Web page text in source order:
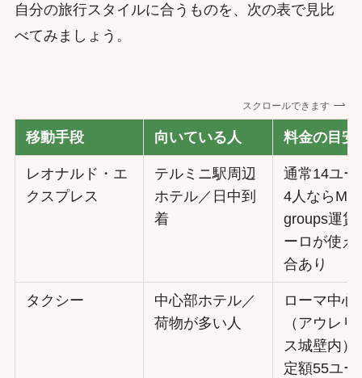
自分の旅行スタイルに合うものを、次の表で見比
べてみましょう。
スクロールできます
移動手段 向いている人 料金の目安
レオナルド・エ
クスプレス
テルミニ駅周辺
ホテル／日中到
着
通常14ユー
4人なら
groups運賃
ーロが使え
合あり
タクシー
中心部ホテル／
荷物が多い人
ローマ中心
（アウレ
ス城壁内）
定額55ユー